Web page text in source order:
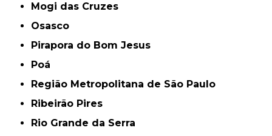
Mogi das Cruzes
Osasco
Pirapora do Bom Jesus
Poá
Região Metropolitana de São Paulo
Ribeirão Pires
Rio Grande da Serra